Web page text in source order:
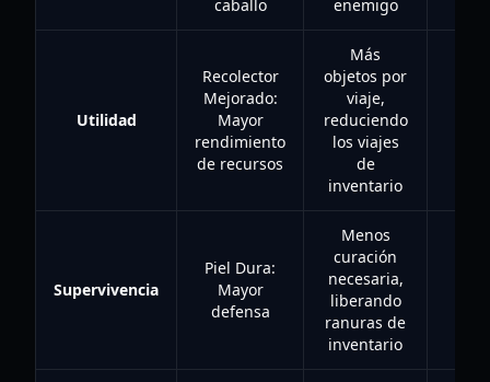
caballo
enemigo
Utilidad
Recolector
Mejorado:
Mayor
rendimiento
de recursos
Más
objetos por
viaje,
reduciendo
los viajes
de
inventario
Supervivencia
Piel Dura:
Mayor
defensa
Menos
curación
necesaria,
liberando
ranuras de
inventario